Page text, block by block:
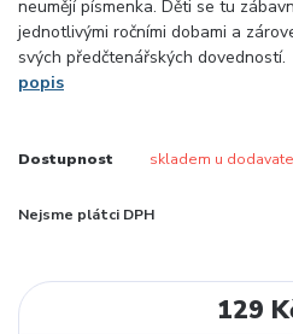
neumějí písmenka. Děti se tu
jednotlivými ročními dobami a
svých předčtenářských
popis
Dostupnost skladem u
Nejsme plátci DPH
129